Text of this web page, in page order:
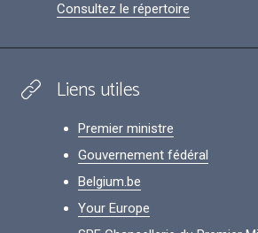
Consultez le répertoire
Liens utiles
Premier ministre
Gouvernement fédéral
Belgium.be
Your Europe